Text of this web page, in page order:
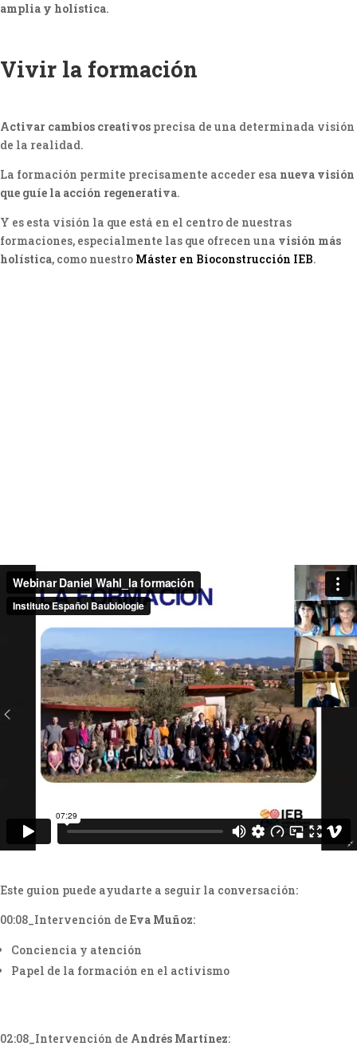
amplia y holística.
Vivir la formación
Activar cambios creativos precisa de una determinada visión
de la realidad.
La formación permite precisamente acceder esa nueva visión
que guíe la acción regenerativa.
Y es esta visión la que está en el centro de nuestras
formaciones, especialmente las que ofrecen una visión más
holística, como nuestro Máster en Bioconstrucción IEB.
Este guion puede ayudarte a seguir la conversación:
00:08_Intervención de Eva Muñoz:
Conciencia y atención
Papel de la formación en el activismo
02:08_Intervención de Andrés Martínez: